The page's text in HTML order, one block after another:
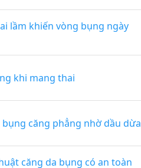
lầm khiến vòng bụng ngày
khi mang thai
bụng căng phẳng nhờ dầu dừa
căng da bụng có an toàn